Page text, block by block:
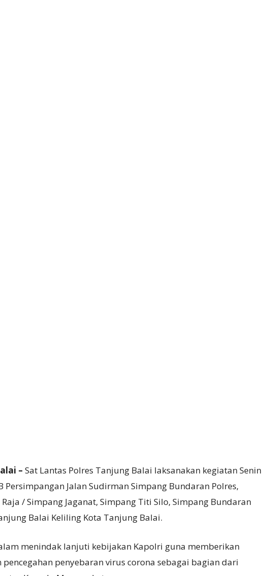
– Sat Lantas Polres Tanjung Balai laksanakan kegiatan Senin
Persimpangan Jalan Sudirman Simpang Bundaran Polres,
/ Simpang Jaganat, Simpang Titi Silo, Simpang Bundaran
Balai Keliling Kota Tanjung Balai.
menindak lanjuti kebijakan Kapolri guna memberikan
pencegahan penyebaran virus corona sebagai bagian dari